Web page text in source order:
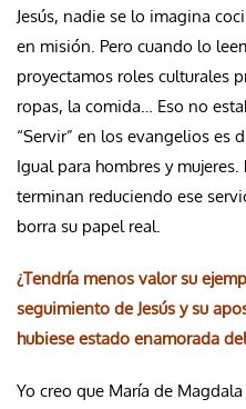
Jesús, nadie se lo imagina
en misión. Pero cuando lo
proyectamos roles culturales
ropas, la comida… Eso no
“Servir” en los evangelios es
Igual para hombres y
terminan reduciendo ese
borra su papel real.
¿Tendría menos valor su
seguimiento de Jesús y su
hubiese estado enamorada
Yo creo que María de